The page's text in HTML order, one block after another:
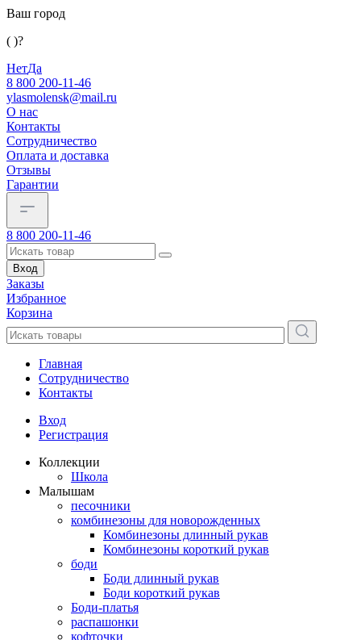
Ваш город
( )?
НетДа
8 800 200-11-46
ylasmolensk@mail.ru
О нас
Контакты
Сотрудничество
Оплата и доставка
Отзывы
Гарантии
8 800 200-11-46
Вход
Заказы
Избранное
Корзина
Главная
Сотрудничество
Контакты
Вход
Регистрация
Коллекции
Школа
Малышам
песочники
комбинезоны для новорожденных
Комбинезоны длинный рукав
Комбинезоны короткий рукав
боди
Боди длинный рукав
Боди короткий рукав
Боди-платья
распашонки
кофточки